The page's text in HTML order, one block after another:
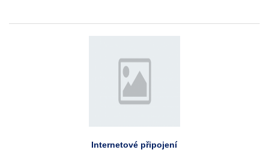
Internetové připojení